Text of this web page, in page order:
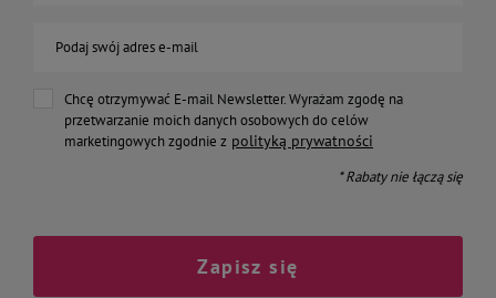
Podaj swój adres e-mail
Chcę otrzymywać E-mail Newsletter. Wyrażam zgodę na
przetwarzanie moich danych osobowych do celów
marketingowych zgodnie z polityką prywatności
* Rabaty nie łączą się
Zapisz się